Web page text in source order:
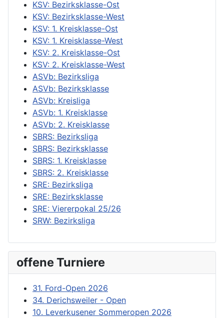
KSV: Bezirksklasse-Ost
KSV: Bezirksklasse-West
KSV: 1. Kreisklasse-Ost
KSV: 1. Kreisklasse-West
KSV: 2. Kreisklasse-Ost
KSV: 2. Kreisklasse-West
ASVb: Bezirksliga
ASVb: Bezirksklasse
ASVb: Kreisliga
ASVb: 1. Kreisklasse
ASVb: 2. Kreisklasse
SBRS: Bezirksliga
SBRS: Bezirksklasse
SBRS: 1. Kreisklasse
SBRS: 2. Kreisklasse
SRE: Bezirksliga
SRE: Bezirksklasse
SRE: Viererpokal 25/26
SRW: Bezirksliga
offene Turniere
31. Ford-Open 2026
34. Derichsweiler - Open
10. Leverkusener Sommeropen 2026